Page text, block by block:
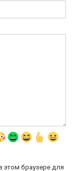
этом браузере для